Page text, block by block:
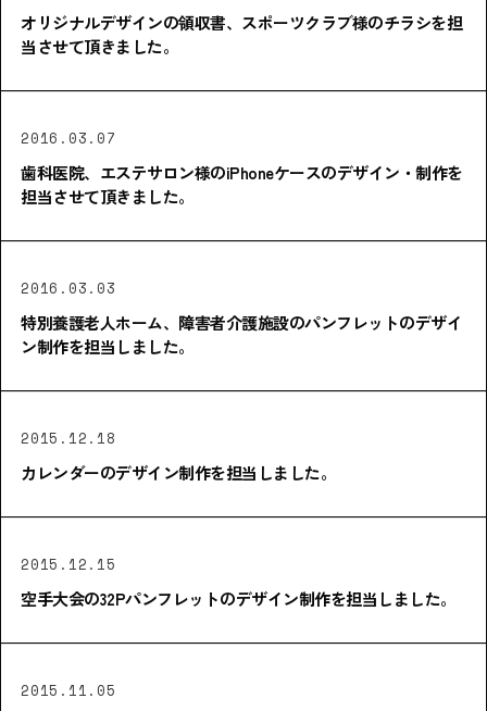
オリジナルデザインの領収書、スポーツクラブ様のチラシを担
当させて頂きました。
2016.03.07
歯科医院、エステサロン様のiPhoneケースのデザイン・制作を
担当させて頂きました。
2016.03.03
特別養護老人ホーム、障害者介護施設のパンフレットのデザイ
ン制作を担当しました。
2015.12.18
カレンダーのデザイン制作を担当しました。
2015.12.15
空手大会の32Pパンフレットのデザイン制作を担当しました。
2015.11.05